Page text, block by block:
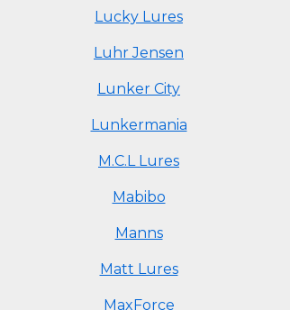
Lucky Lures
Luhr Jensen
Lunker City
Lunkermania
M.C.L Lures
Mabibo
Manns
Matt Lures
MaxForce